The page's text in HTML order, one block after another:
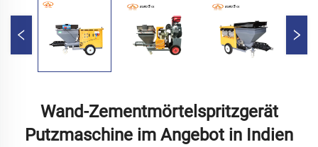
Wand-Zementmörtelspritzgerät
Putzmaschine im Angebot in Indien